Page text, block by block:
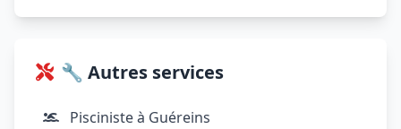
🔧 Autres services
Pisciniste à Guéreins